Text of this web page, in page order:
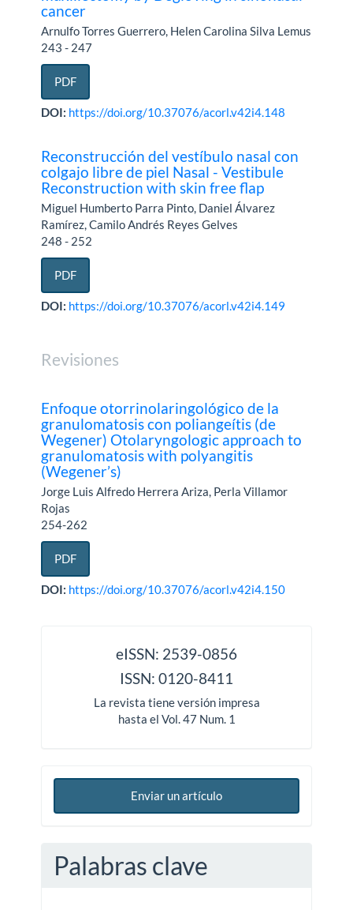
cancer
Arnulfo Torres Guerrero, Helen Carolina Silva Lemus
243 - 247
PDF
DOI: https://doi.org/10.37076/acorl.v42i4.148
Reconstrucción del vestíbulo nasal con
colgajo libre de piel Nasal - Vestibule
Reconstruction with skin free flap
Miguel Humberto Parra Pinto, Daniel Álvarez
Ramírez, Camilo Andrés Reyes Gelves
248 - 252
PDF
DOI: https://doi.org/10.37076/acorl.v42i4.149
Revisiones
Enfoque otorrinolaringológico de la
granulomatosis con poliangeítis (de
Wegener) Otolaryngologic approach to
granulomatosis with polyangitis
(Wegener’s)
Jorge Luis Alfredo Herrera Ariza, Perla Villamor
Rojas
254-262
PDF
DOI: https://doi.org/10.37076/acorl.v42i4.150
eISSN: 2539-0856
ISSN: 0120-8411
La revista tiene versión impresa
hasta el Vol. 47 Num. 1
Enviar un artículo
Palabras clave